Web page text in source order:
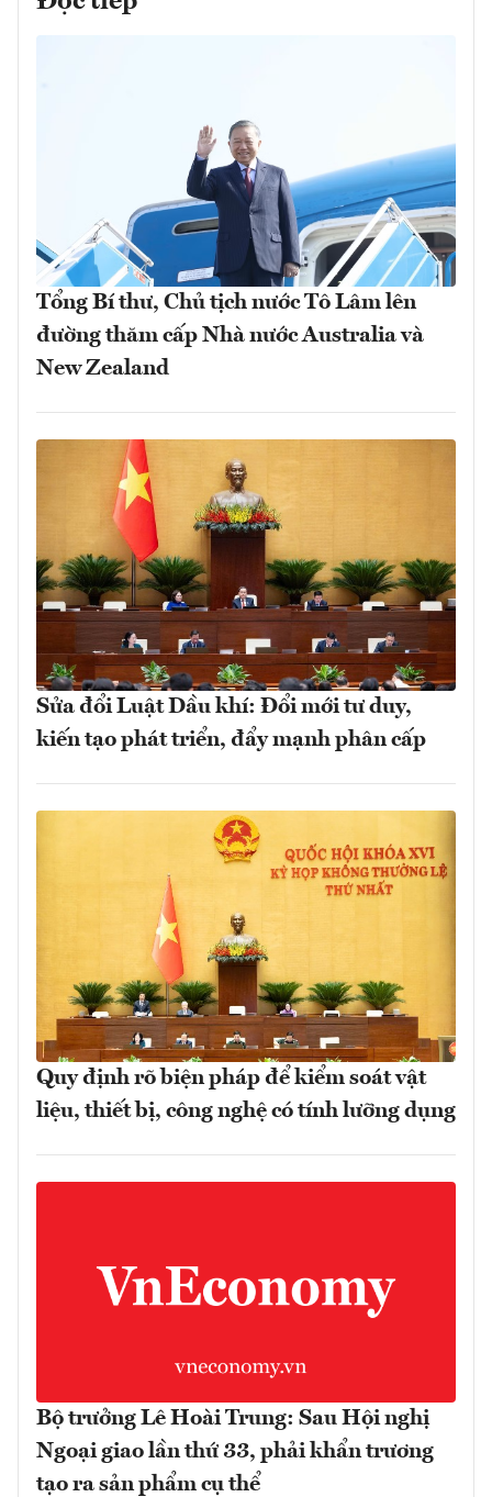
Tổng Bí thư, Chủ tịch nước Tô Lâm lên
đường thăm cấp Nhà nước Australia và
New Zealand
Sửa đổi Luật Dầu khí: Đổi mới tư duy,
kiến tạo phát triển, đẩy mạnh phân cấp
Quy định rõ biện pháp để kiểm soát vật
liệu, thiết bị, công nghệ có tính lưỡng dụng
Bộ trưởng Lê Hoài Trung: Sau Hội nghị
Ngoại giao lần thứ 33, phải khẩn trương
tạo ra sản phẩm cụ thể